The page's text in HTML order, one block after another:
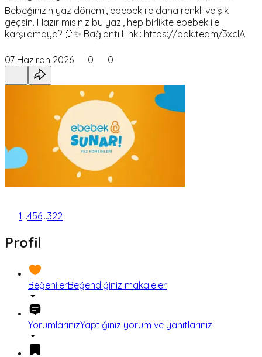
Bebeğinizin yaz dönemi, ebebek ile daha renkli ve şık
geçsin. Hazır mısınız bu yazı, hep birlikte ebebek ile
karşılamaya? 🎈✨ Bağlantı Linki: https://bbk.team/3xclA
07 Haziran 2026 0 0
1...456...322
Profil
BeğenilerBeğendiğiniz makaleler
YorumlarınızYaptığınız yorum ve yanıtlarınız